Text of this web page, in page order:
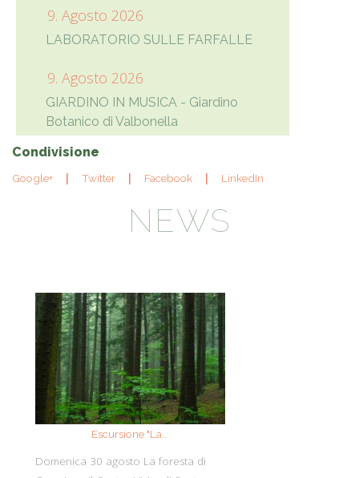
9. Agosto 2026
LABORATORIO SULLE FARFALLE
9. Agosto 2026
GIARDINO IN MUSICA - Giardino
Botanico di Valbonella
Condivisione
Google+ Twitter Facebook LinkedIn
NEWS
Escursione "La...
Domenica 30 agosto La foresta di